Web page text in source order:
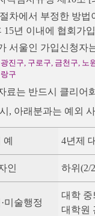
차에서 부정한 방
15년 이내에 협회가
서울인 가입신청자
진구, 구로구, 금천구, 노
구
료는 반드시 클리어
, 아래분과는 예외
예 4년제
인 하위(2/
미술행정
대학 중
대학원